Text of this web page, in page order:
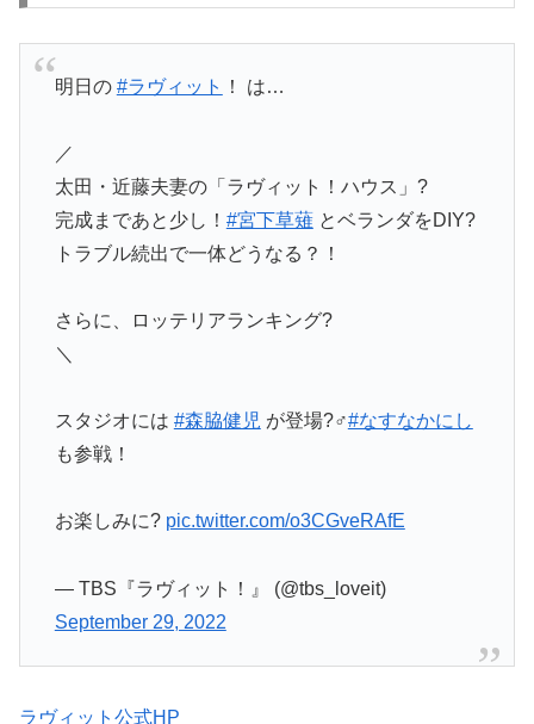
明日の #ラヴィット ！ は…
／
太田・近藤夫妻の「ラヴィット！ハウス」?
完成まであと少し！ #宮下草薙とベランダをDIY?
トラブル続出で一体どうなる？！
さらに、ロッテリアランキング?
＼
スタジオには #森脇健児 が登場?‍♂️#なすなかにし
も参戦！
お楽しみに? pic.twitter.com/o3CGveRAfE
— TBS『ラヴィット！』 (@tbs_loveit)
September 29, 2022
ラヴィット公式HP